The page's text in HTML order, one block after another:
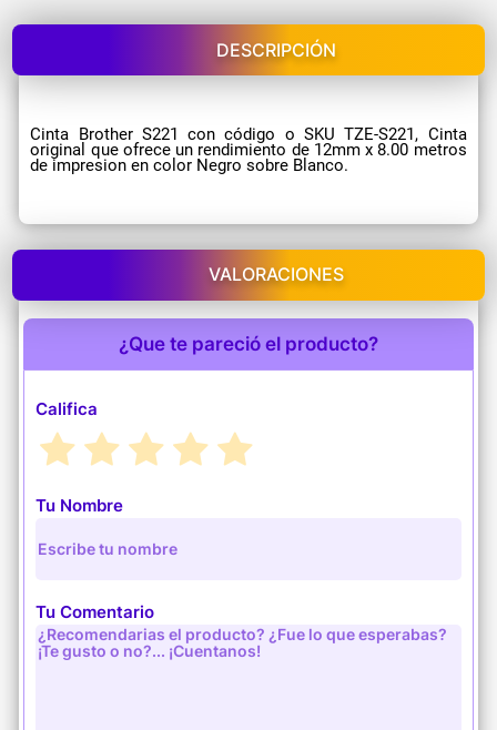
DESCRIPCIÓN
Cinta Brother S221 con código o SKU TZE-S221, Cinta
original que ofrece un rendimiento de 12mm x 8.00 metros
de impresion en color Negro sobre Blanco.
VALORACIONES
¿Que te pareció el producto?
Califica
Tu Nombre
Tu Comentario